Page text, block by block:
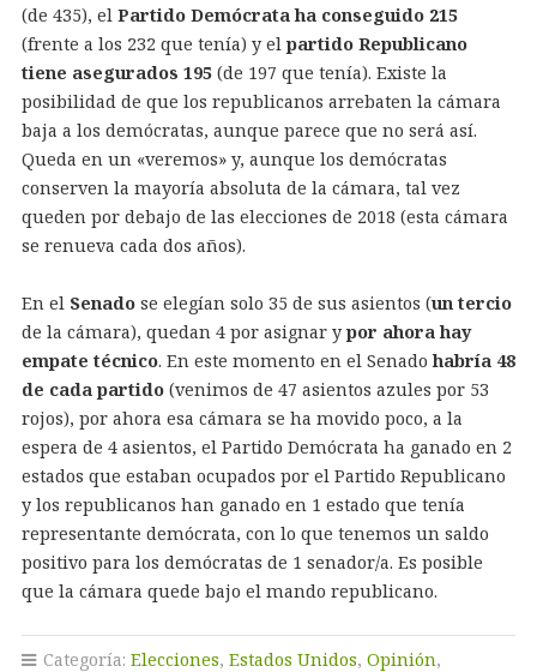
(de 435), el Partido Demócrata ha conseguido 215
(frente a los 232 que tenía) y elpartido Republicano
tiene asegurados 195(de 197 que tenía). Existe la
posibilidad de que los republicanos arrebaten la cámara
baja a los demócratas, aunque parece que no será así.
Queda en un «veremos» y, aunque los demócratas
conserven la mayoría absoluta de la cámara, tal vez
queden por debajo de las elecciones de 2018 (esta cámara
se renueva cada dos años).
En el Senadose elegían solo 35 de sus asientos (un tercio
de la cámara), quedan 4 por asignar y por ahora hay
empate técnico. En este momento en el Senadohabría 48
de cada partido(venimos de 47 asientos azules por 53
rojos), por ahora esa cámara se ha movido poco, a la
espera de 4 asientos, el Partido Demócrata ha ganado en 2
estados que estaban ocupados por el Partido Republicano
y los republicanos han ganado en 1 estado que tenía
representante demócrata, con lo que tenemos un saldo
positivo para los demócratas de 1 senador/a. Es posible
que la cámara quede bajo el mando republicano.
Categoría: Elecciones, Estados Unidos, Opinión,